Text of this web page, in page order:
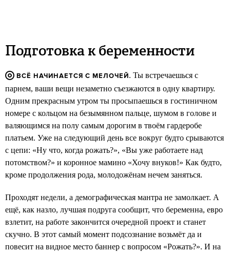
Подготовка к беременности
ВСЁ НАЧИНАЕТСЯ С МЕЛОЧЕЙ. Ты встречаешься с
парнем, ваши вещи незаметно съезжаются в одну квартиру.
Одним прекрасным утром ты просыпаешься в гостиничном
номере с кольцом на безымянном пальце, шумом в голове и
валяющимся на полу самым дорогим в твоём гардеробе
платьем. Уже на следующий день все вокруг будто срываются
с цепи: «Ну что, когда рожать?», «Вы уже работаете над
потомством?» и коронное мамино «Хочу внуков!» Как будто,
кроме продолжения рода, молодожёнам нечем заняться.
Проходят недели, а демографическая мантра не замолкает. А
ещё, как назло, лучшая подруга сообщит, что беременна, евро
взлетит, на работе закончится очередной проект и станет
скучно. В этот самый момент подсознание возьмёт да и
повесит на видное место баннер с вопросом «Рожать?». И на